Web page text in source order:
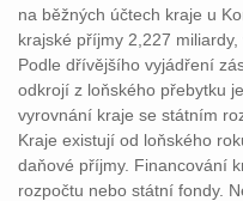
na běžných účtech kraje u
krajské příjmy 2,227
Podle dřívějšího vyjádření
odkrojí z loňského přebytku
vyrovnání kraje se státním
Kraje existují od loňského
daňové příjmy. Financování
rozpočtu nebo státní fondy.